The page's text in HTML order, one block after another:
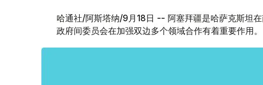
哈通社/阿斯塔纳/9月18日 -- 阿塞拜疆是哈萨克斯坦
政府间委员会在加强双边多个领域合作有着重要作用。